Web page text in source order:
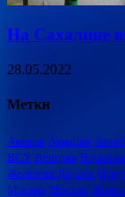
На Сахалине
28.05.2022
Метки
Аварии Авиация
ВСУ Венгрия Взрыв
Железная Дорога
Москва Москва,